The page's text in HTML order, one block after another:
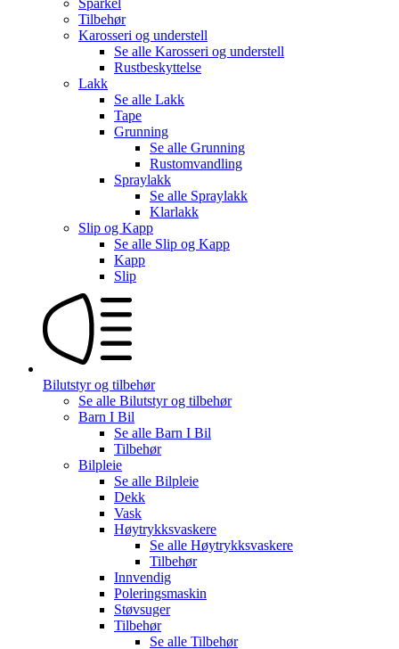
Tilbehør
Karosseri og understell
Se alle Karosseri og understell
Rustbeskyttelse
Lakk
Se alle Lakk
Tape
Grunning
Se alle Grunning
Rustomvandling
Spraylakk
Se alle Spraylakk
Klarlakk
Slip og Kapp
Se alle Slip og Kapp
Kapp
Slip
Bilutstyr og tilbehør
Se alle Bilutstyr og tilbehør
Barn I Bil
Se alle Barn I Bil
Tilbehør
Bilpleie
Se alle Bilpleie
Dekk
Vask
Høytrykksvaskere
Se alle Høytrykksvaskere
Tilbehør
Innvendig
Poleringsmaskin
Støvsuger
Tilbehør
Se alle Tilbehør